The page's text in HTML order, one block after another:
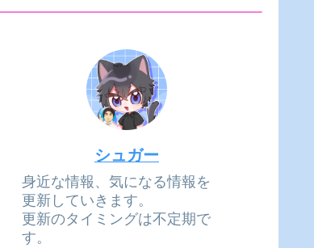
シュガー
身近な情報、気になる情報を
更新していきます。
更新のタイミングは不定期で
す。